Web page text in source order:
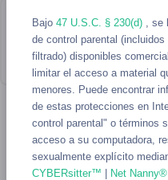
Bajo 47 U.S.C. § 230(d)
,
de control parental
filtrado) disponibles
limitar el acceso a material
menores. Puede encontrar
de estas protecciones en
control parental" o términos
acceso a su computadora,
sexualmente explícito
CYBERsitter™ | Net Nanny®
¡Parece que no
coincidan con tu